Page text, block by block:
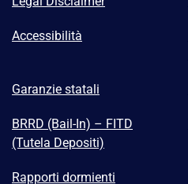
Accessibilità
Garanzie statali
BRRD (Bail-In) – FITD
(Tutela Depositi)
Rapporti dormienti